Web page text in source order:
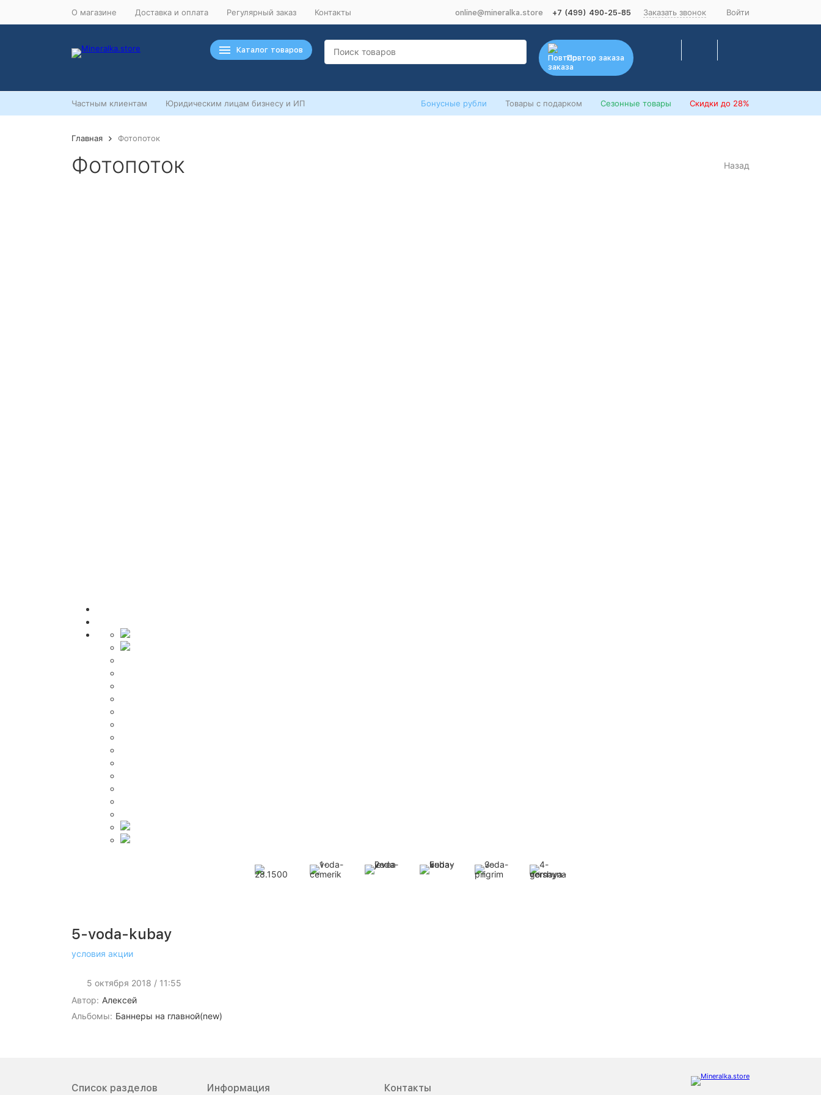
О магазине Доставка и оплата Регулярный заказ Контакты online@mineralka.store +7 (499) 490-25-85 Заказать звонок Войти
Каталог товаров
Повтор заказа
Частным клиентам Юридическим лицам бизнесу и ИП Бонусные рубли Товары с подарком Сезонные товары Скидки до 28%
Главная Фотопоток
Фотопоток Назад
5-voda-kubay
условия акции
5 октября 2018 / 11:55
Автор: Алексей
Альбомы: Баннеры на главной(new)
Список разделов Информация Контакты